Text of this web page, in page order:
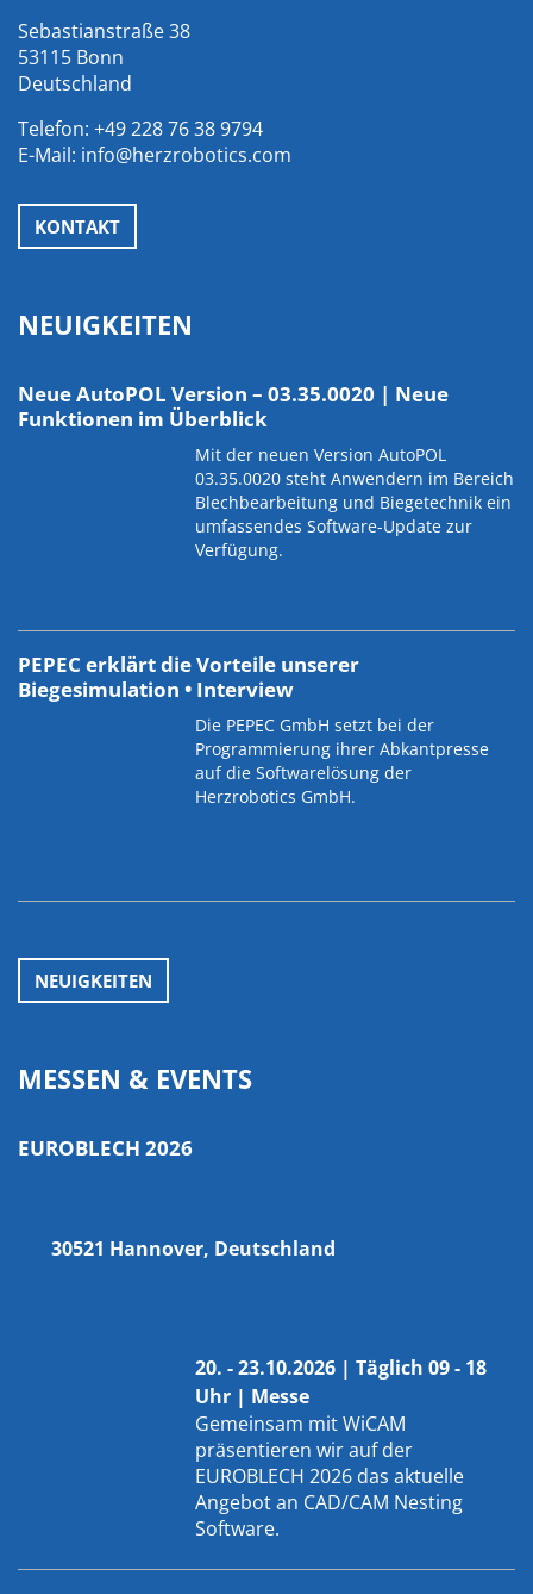
Sebastianstraße 38
53115 Bonn
Deutschland
Telefon: +49 228 76 38 9794
E-Mail: info@herzrobotics.com
KONTAKT
NEUIGKEITEN
Neue AutoPOL Version – 03.35.0020 | Neue
Funktionen im Überblick
Mit der neuen Version AutoPOL
03.35.0020 steht Anwendern im Bereich
Blechbearbeitung und Biegetechnik ein
umfassendes Software-Update zur
Verfügung.
PEPEC erklärt die Vorteile unserer
Biegesimulation • Interview
Die PEPEC GmbH setzt bei der
Programmierung ihrer Abkantpresse
auf die Softwarelösung der
Herzrobotics GmbH.
NEUIGKEITEN
MESSEN & EVENTS
EUROBLECH 2026
30521 Hannover, Deutschland
20. - 23.10.2026 | Täglich 09 - 18
Uhr | Messe
Gemeinsam mitWiCAM
präsentieren wir auf der
EUROBLECH 2026 das aktuelle
Angebot an CAD/CAM Nesting
Software.